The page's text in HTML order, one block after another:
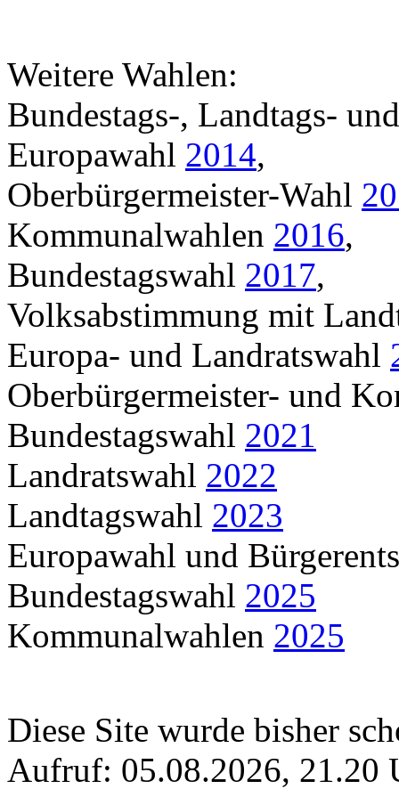
Weitere Wahlen:
Bundestags-, Landtags-
Europawahl 2014,
Oberbürgermeister-Wahl
Kommunalwahlen 2016,
Bundestagswahl 2017,
Volksabstimmung mit
Europa- und Landratswahl
Oberbürgermeister- und
Bundestagswahl 2021
Landratswahl 2022
Landtagswahl 2023
Europawahl und
Bundestagswahl 2025
Kommunalwahlen 2025
Diese Site wurde bisher
Aufruf: 05.08.2026, 21.20